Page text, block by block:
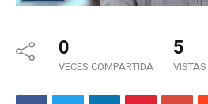
0
VECES COMPARTIDA
5
VISTAS